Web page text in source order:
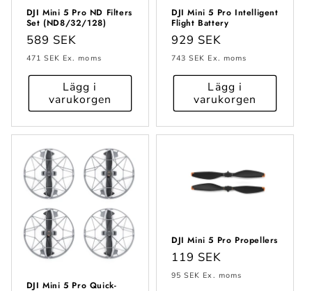
DJI Mini 5 Pro ND Filters
Set (ND8/32/128)
Ordinarie
pris
589 SEK
471 SEK Ex. moms
Lägg i
varukorgen
DJI Mini 5 Pro Intelligent
Flight Battery
Ordinarie
pris
929 SEK
743 SEK Ex. moms
Lägg i
varukorgen
DJI Mini 5 Pro Quick-
DJI Mini 5 Pro Propellers
Ordinarie
pris
119 SEK
95 SEK Ex. moms